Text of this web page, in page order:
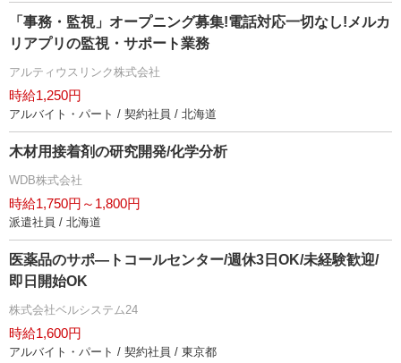
「事務・監視」オープニング募集!電話対応一切なし!メルカ
リアプリの監視・サポート業務
アルティウスリンク株式会社
時給1,250円
アルバイト・パート / 契約社員 / 北海道
木材用接着剤の研究開発/化学分析
WDB株式会社
時給1,750円～1,800円
派遣社員 / 北海道
医薬品のサポ―トコールセンター/週休3日OK/未経験歓迎/
即日開始OK
株式会社ベルシステム24
時給1,600円
アルバイト・パート / 契約社員 / 東京都